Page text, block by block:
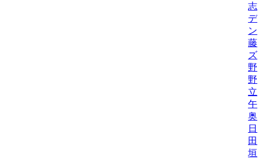
志
デ
ン
藤
ズ
野
野
立
午
奥
日
田
垣